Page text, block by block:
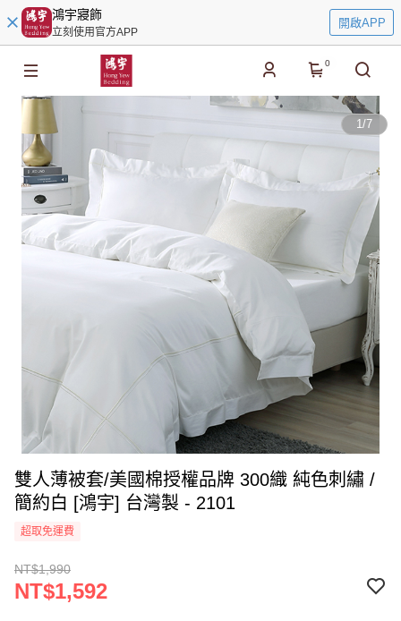
鴻宇寢飾
立刻使用官方APP
開啟APP
0
1/7
雙人薄被套/美國棉授權品牌 300織 純色刺繡 /
簡約白 [鴻宇] 台灣製 - 2101
超取免運費
NT$1,990
NT$1,592